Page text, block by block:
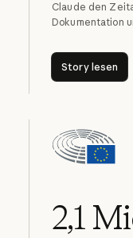
Claude den
Dokumentation
Story lesen
Story
2,1